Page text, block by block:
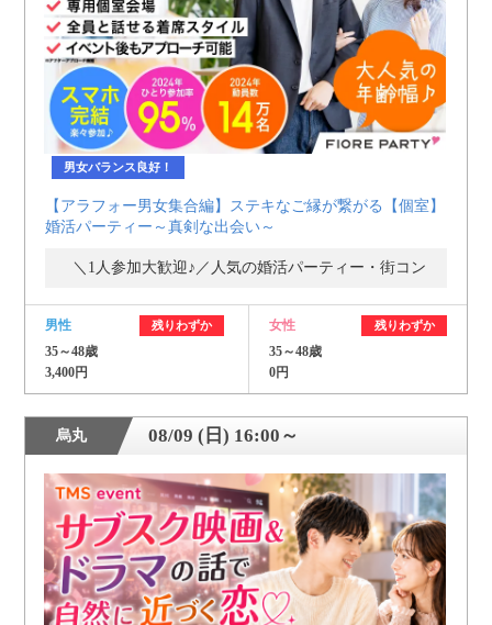
男女バランス良好！
【アラフォー男女集合編】ステキなご縁が繋がる【個室】
婚活パーティー～真剣な出会い～
＼1人参加大歓迎♪／人気の婚活パーティー・街コン
男性 残りわずか
35～48歳
3,400円
女性 残りわずか
35～48歳
0円
烏丸 08/09 (日) 16:00～